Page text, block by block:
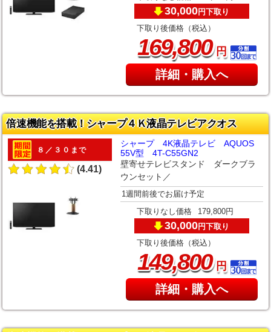
30,000円下取り
下取り後価格（税込）
169,800円
詳細・購入へ
倍速機能を搭載！シャープ４Ｋ液晶テレビアクオス
８／３０まで
(4.41)
シャープ 4K液晶テレビ AQUOS
55V型 4T-C55GN2
壁寄せテレビスタンド ダークブラ
ウンセット／
1週間前後でお届け予定
下取りなし価格 179,800円
30,000円下取り
下取り後価格（税込）
149,800円
詳細・購入へ